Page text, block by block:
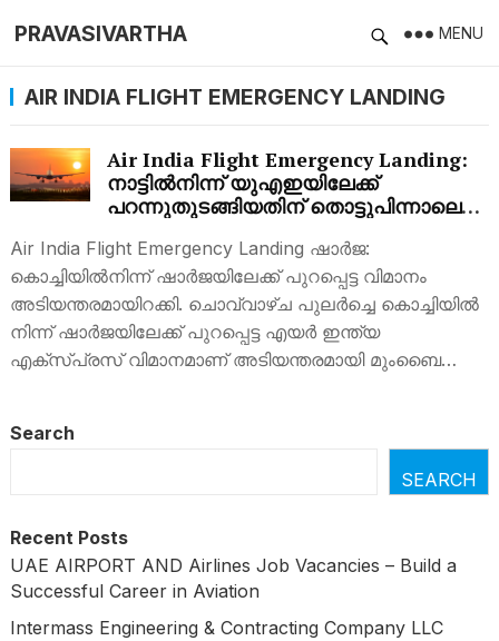
PRAVASIVARTHA MENU
AIR INDIA FLIGHT EMERGENCY LANDING
Air India Flight Emergency Landing:
നാട്ടില്‍നിന്ന് യുഎഇയിലേക്ക്
പറന്നുതുടങ്ങിയതിന് തൊട്ടുപിന്നാലെ
പിന്നാലെ പൈലറ്റ്….
Air India Flight Emergency Landing ഷാർജ:
കൊച്ചിയില്‍നിന്ന് ഷാര്‍ജയിലേക്ക് പുറപ്പെട്ട വിമാനം
അടിയന്തരമായിറക്കി. ചൊവ്വാഴ്ച പുലർച്ചെ കൊച്ചിയിൽ
നിന്ന് ഷാർജയിലേക്ക് പുറപ്പെട്ട എയർ ഇന്ത്യ
എക്‌സ്പ്രസ് വിമാനമാണ് അടിയന്തരമായി മുംബൈ…
Search
SEARCH
Recent Posts
UAE AIRPORT AND Airlines Job Vacancies – Build a
Successful Career in Aviation
Intermass Engineering & Contracting Company LLC